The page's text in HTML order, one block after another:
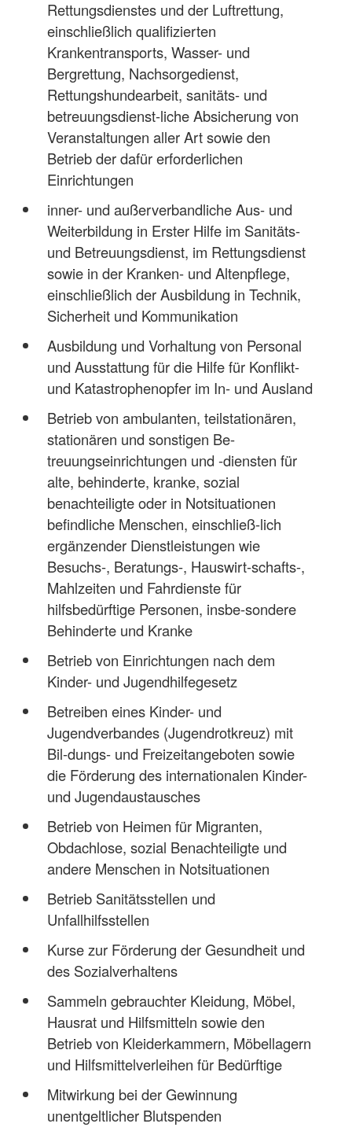
Rettungsdienstes und der Luftrettung,
einschließlich qualifizierten
Krankentransports, Wasser- und
Bergrettung, Nachsorgedienst,
Rettungshundearbeit, sanitäts- und
betreuungsdienst-liche Absicherung von
Veranstaltungen aller Art sowie den
Betrieb der dafür erforderlichen
Einrichtungen
inner- und außerverbandliche Aus- und
Weiterbildung in Erster Hilfe im Sanitäts-
und Betreuungsdienst, im Rettungsdienst
sowie in der Kranken- und Altenpflege,
einschließlich der Ausbildung in Technik,
Sicherheit und Kommunikation
Ausbildung und Vorhaltung von Personal
und Ausstattung für die Hilfe für Konflikt-
und Katastrophenopfer im In- und Ausland
Betrieb von ambulanten, teilstationären,
stationären und sonstigen Be-
treuungseinrichtungen und -diensten für
alte, behinderte, kranke, sozial
benachteiligte oder in Notsituationen
befindliche Menschen, einschließ-lich
ergänzender Dienstleistungen wie
Besuchs-, Beratungs-, Hauswirt-schafts-,
Mahlzeiten und Fahrdienste für
hilfsbedürftige Personen, insbe-sondere
Behinderte und Kranke
Betrieb von Einrichtungen nach dem
Kinder- und Jugendhilfegesetz
Betreiben eines Kinder- und
Jugendverbandes (Jugendrotkreuz) mit
Bil-dungs- und Freizeitangeboten sowie
die Förderung des internationalen Kinder-
und Jugendaustausches
Betrieb von Heimen für Migranten,
Obdachlose, sozial Benachteiligte und
andere Menschen in Notsituationen
Betrieb Sanitätsstellen und
Unfallhilfsstellen
Kurse zur Förderung der Gesundheit und
des Sozialverhaltens
Sammeln gebrauchter Kleidung, Möbel,
Hausrat und Hilfsmitteln sowie den
Betrieb von Kleiderkammern, Möbellagern
und Hilfsmittelverleihen für Bedürftige
Mitwirkung bei der Gewinnung
unentgeltlicher Blutspenden